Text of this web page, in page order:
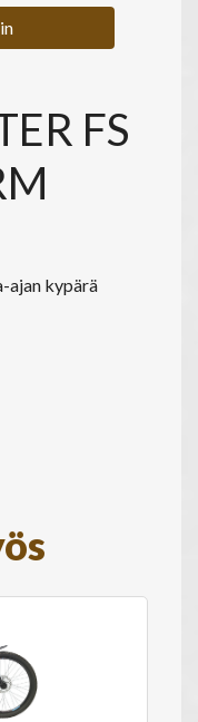
FS
ajan kypärä